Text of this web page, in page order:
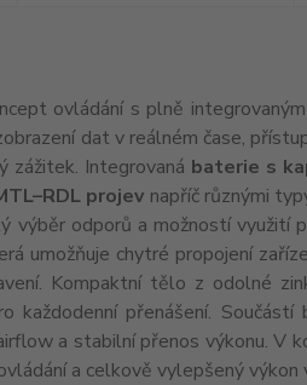
ovládání s plně integrovaným
dat v reálném čase,
zážitek. Integrovaná baterie s
projev napříč různými
výběr odporů a možností využití
umožňuje chytré propojení
Kompaktní tělo z odolné
každodenní přenášení.
a stabilní přenos výkonu. V
a celkově vylepšený výkon